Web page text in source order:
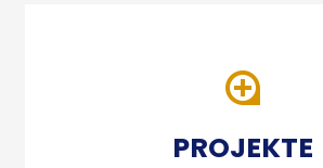
PROJEKTE